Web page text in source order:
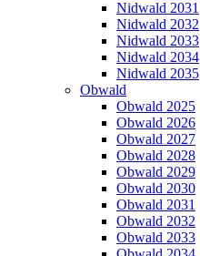
Nidwald 2031
Nidwald 2032
Nidwald 2033
Nidwald 2034
Nidwald 2035
Obwald
Obwald 2025
Obwald 2026
Obwald 2027
Obwald 2028
Obwald 2029
Obwald 2030
Obwald 2031
Obwald 2032
Obwald 2033